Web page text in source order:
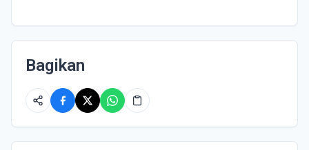
Bagikan